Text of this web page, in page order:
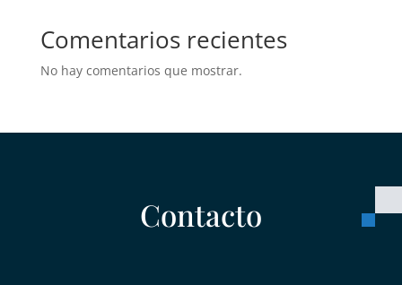
Comentarios recientes
No hay comentarios que mostrar.
Contacto